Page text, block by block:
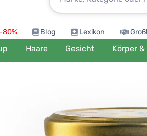
80% Blog Lexikon
Haare Gesicht Körper